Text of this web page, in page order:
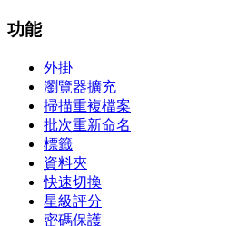
功能
外掛
瀏覽器擴充
掃描重複檔案
批次重新命名
標籤
資料夾
快速切換
星級評分
密碼保護